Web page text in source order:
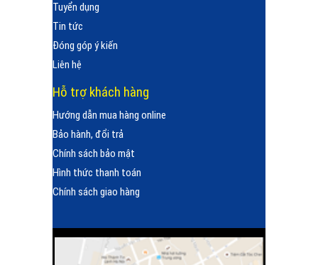
Tuyển dụng
Tin tức
Đóng góp ý kiến
Liên hệ
Hỗ trợ khách hàng
Hướng dẫn mua hàng online
Bảo hành, đổi trả
Chính sách bảo mật
Hình thức thanh toán
Chính sách giao hàng